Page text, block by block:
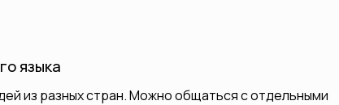
языка
из разных стран. Можно общаться с отдельными